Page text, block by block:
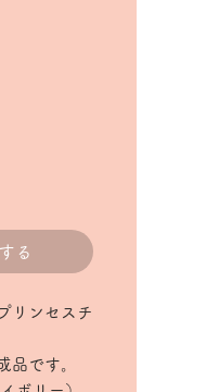
る
リンセスチ
品です。